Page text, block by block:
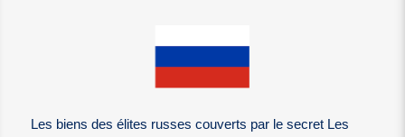
Les biens des élites russes couverts par le secret Les